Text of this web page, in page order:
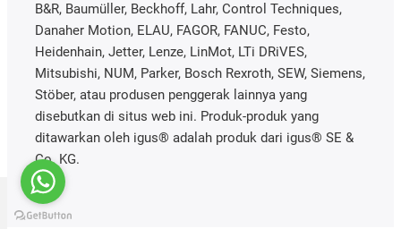
B&R, Baumüller, Beckhoff, Lahr, Control Techniques,
Danaher Motion, ELAU, FAGOR, FANUC, Festo,
Heidenhain, Jetter, Lenze, LinMot, LTi DRiVES,
Mitsubishi, NUM, Parker, Bosch Rexroth, SEW, Siemens,
Stöber, atau produsen penggerak lainnya yang
disebutkan di situs web ini. Produk-produk yang
ditawarkan oleh igus® adalah produk dari igus® SE &
Co. KG.